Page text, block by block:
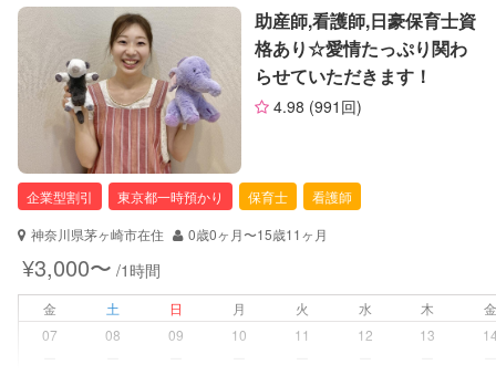
定期予約 お引き受けしていません
お子様の撮影
（定期特典）
対応不可
特徴 料金 レビュー
サポートの特徴
企業型割引対象(旧内閣府補助対象)
全国保育サービス協会(ACSA)認定ベ
ビーシッター
夜間対応
お泊まり保育
助産師,看護師,日豪保育士資
格あり☆愛情たっぷり関わ
らせていただきます！
4.98 (991回)
企業型割引 東京都一時預かり 保育士
看護師
神奈川県茅ヶ崎市在住
0歳0ヶ月〜15歳11ヶ月
¥3,000〜 /1時間
金 土 日 月 火 水 木
07
08 09 10 11 12 13